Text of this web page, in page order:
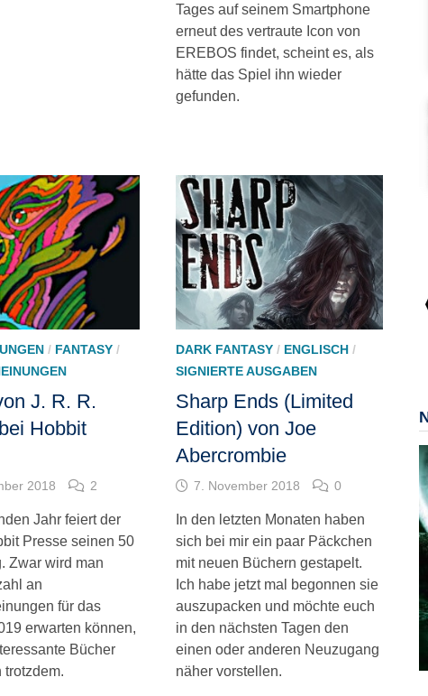
Tages auf seinem Smartphone
erneut des vertraute Icon von
EREBOS findet, scheint es, als
hätte das Spiel ihn wieder
gefunden.
/ FANTASY/
J. R. R.
Hobbit
2018 2
Jahr feiert der
Presse seinen 50
Zwar wird man
an
für das
erwarten können,
Bücher
trotzdem.
DARK FANTASY/ ENGLISCH/
SIGNIERTE AUSGABEN
Sharp Ends (Limited
Edition) von Joe
Abercrombie
7. November 2018 0
In den letzten Monaten haben
sich bei mir ein paar Päckchen
mit neuen Büchern gestapelt.
Ich habe jetzt mal begonnen sie
auszupacken und möchte euch
in den nächsten Tagen den
einen oder anderen Neuzugang
näher vorstellen.